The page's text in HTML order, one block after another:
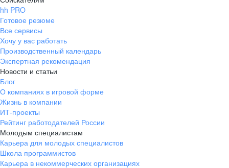
hh PRO
Готовое резюме
Все сервисы
Хочу у вас работать
Производственный календарь
Экспертная рекомендация
Новости и статьи
Блог
О компаниях в игровой форме
Жизнь в компании
ИТ-проекты
Рейтинг работодателей России
Молодым специалистам
Карьера для молодых специалистов
Школа программистов
Карьера в некоммерческих организациях